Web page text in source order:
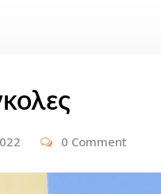
0 Comment